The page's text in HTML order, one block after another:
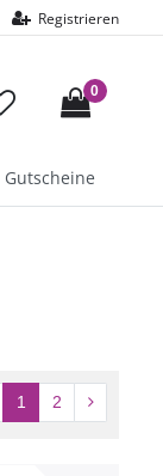
Registrieren
0
Gutscheine
1 2